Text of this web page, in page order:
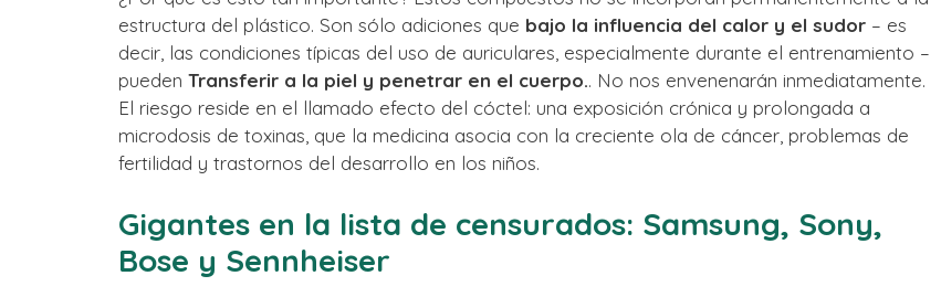
estructura del plástico. Son sólo adiciones que bajo la influencia del calor y el sudor – es
decir, las condiciones típicas del uso de auriculares, especialmente durante el entrenamiento –
pueden Transferir a la piel y penetrar en el cuerpo.. No nos envenenarán inmediatamente.
El riesgo reside en el llamado efecto del cóctel: una exposición crónica y prolongada a
microdosis de toxinas, que la medicina asocia con la creciente ola de cáncer, problemas de
fertilidad y trastornos del desarrollo en los niños.
Gigantes en la lista de censurados: Samsung, Sony,
Bose y Sennheiser